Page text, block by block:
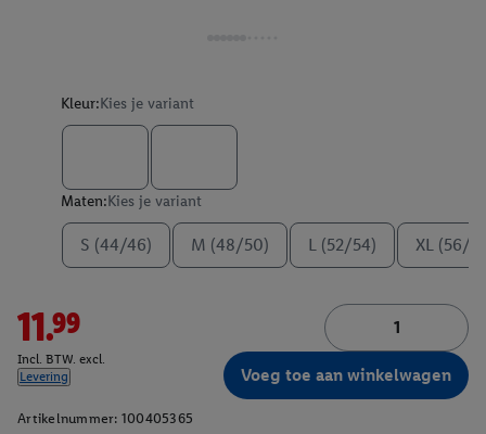
Kleur:Kies je variant
Maten:Kies je variant
S (44/46) M (48/50) L (52/54) XL (56/
11.99
Incl. BTW. excl.
Levering
Voeg toe aan winkelwagen
Artikelnummer: 100405365